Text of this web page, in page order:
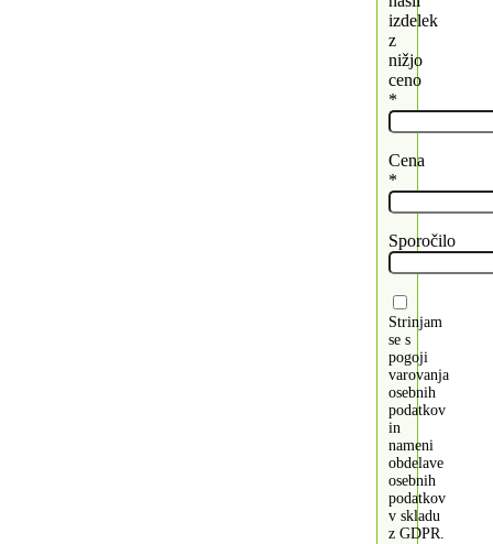
izdelek
z
nižjo
ceno
*
Cena
*
Sporočilo
Strinjam
se s
pogoji
varovanja
osebnih
podatkov
in
nameni
obdelave
osebnih
podatkov
v skladu
z GDPR.